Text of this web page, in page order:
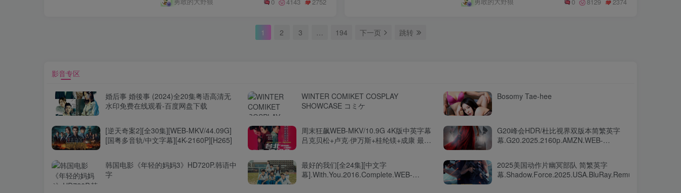
1 2 3 … 194 下一页 跳转
影音专区
婚后事 婚後事 (2024)全20集粤语高清无
水印免费在线观看-百度网盘下载
WINTER COMIKET COSPLAY
SHOWCASE コミケ
Bosomy Tae-hee
[逆天奇案2][全30集][WEB-MKV/44.09G]
[国粤多音轨/中文字幕][4K-2160P][H265]
周末狂飙WEB-MKV/10.9G 4K版中英字幕
吕克贝松+卢克·伊万斯+桂纶镁+成康 最新
G20峰会HDR/杜比视界双版本简繁英字
幕.G20.2025.2160p.AMZN.WEB-
韩国电影《年轻的妈妈3》HD720P.韩语中
字
最好的我们[全24集][中文字
幕].With.You.2016.Complete.WEB-
2025美国动作片幽冥部队 简繁英字
幕